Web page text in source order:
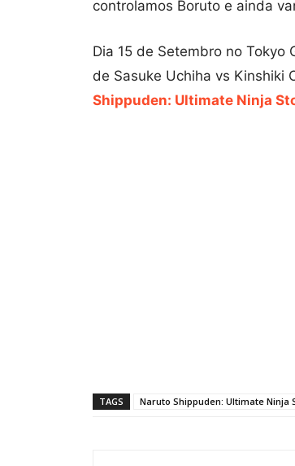
controlamos Boruto e ainda
Dia 15 de Setembro no Tokyo
de Sasuke Uchiha vs Kinshiki
Shippuden: Ultimate Ninja
TAGS Naruto Shippuden: Ultimate Ninja